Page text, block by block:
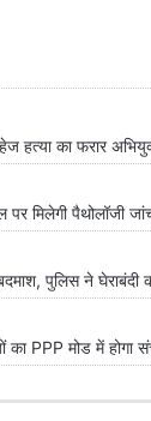
का फरार
पैथोलॉजी जांच
पुलिस ने घेराबंदी
PPP मोड में होगा